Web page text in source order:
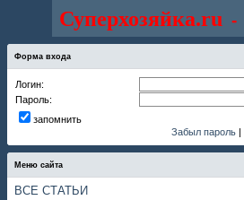
Суперхозяйка.ru -
Форма входа
Логин:
Пароль:
запомнить
Забыл пароль |
Меню сайта
ВСЕ СТАТЬИ